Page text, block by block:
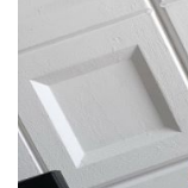
登
録
ーお
yoyocopys@gmail.com
2026春の新作続々更
📢 新作入荷！ルイ・ヴ